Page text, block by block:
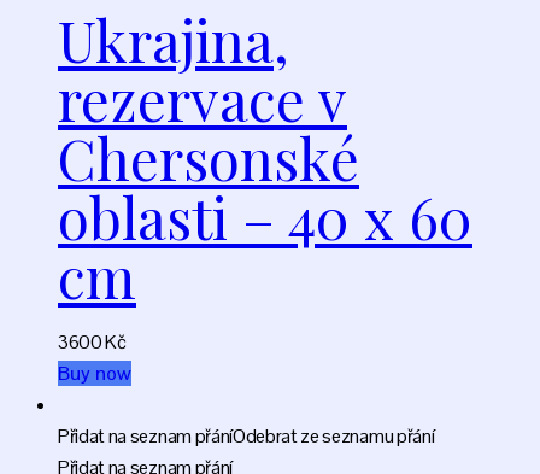
Ukrajina,
rezervace v
Chersonské
oblasti – 40 х 60
cm
3600Kč
Buy now
Přidat na seznam přáníOdebrat ze seznamu přání
Přidat na seznam přání